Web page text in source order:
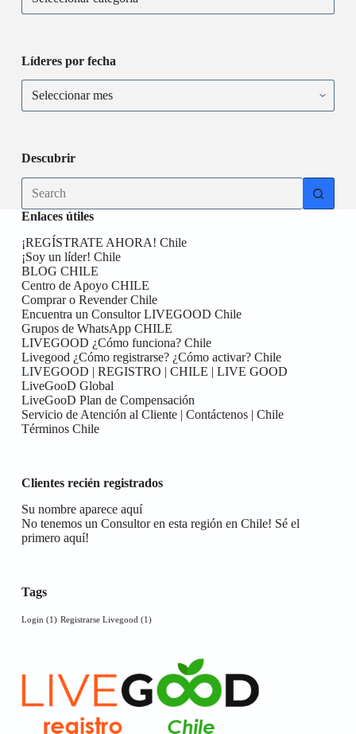
Líderes por fecha
Descubrir
Enlaces útiles
¡REGÍSTRATE AHORA! Chile
¡Soy un líder! Chile
BLOG CHILE
Centro de Apoyo CHILE
Comprar o Revender Chile
Encuentra un Consultor LIVEGOOD Chile
Grupos de WhatsApp CHILE
LIVEGOOD ¿Cómo funciona? Chile
Livegood ¿Cómo registrarse? ¿Cómo activar? Chile
LIVEGOOD | REGISTRO | CHILE | LIVE GOOD
LiveGooD Global
LiveGooD Plan de Compensación
Servicio de Atención al Cliente | Contáctenos | Chile
Términos Chile
Clientes recién registrados
Su nombre aparece aquí
No tenemos un Consultor en esta región en Chile! Sé el
primero aquí!
Tags
Login (1) Registrarse Livegood (1)